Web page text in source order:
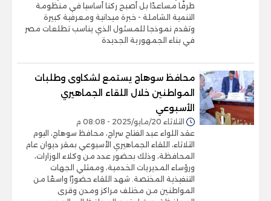
طرفًا مساعدًا بل أصبح ركنا أساسيا في منظومة
التنمية الشاملة - خبرة ميدانية ومعرفية كبيرة
وتقدم نموذجا للمسئول الذي يناسب تطلعات مصر
في بناء الجمهورية الجديدة
محافظ سوهاج يستمع لشكاوى وطلبات
المواطنين خلال اللقاء الجماهيري
الأسبوعي
الثلاثاء 20/مايو/2025 - 08:08 م
عقد اللواء عبد الفتاح سراج، محافظ سوهاج، اليوم
الثلاثاء، اللقاء الجماهيري الأسبوعي بمقر ديوان عام
المحافظة، وذلك بحضور عدد من وكلاء الوزارات،
ورؤساء المديريات الخدمية، وممثلي الجهات
التنفيذية المختصة. شهد اللقاء حضورًا واسعًا من
المواطنين من مختلف مراكز ومدن وقرى